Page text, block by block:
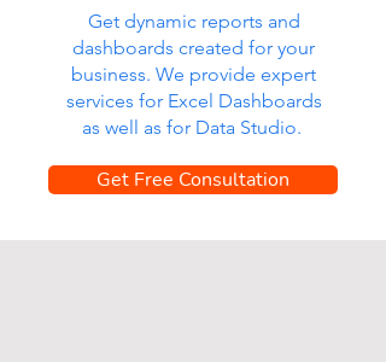
Get dynamic reports and
dashboards created for your
business. We provide expert
services for Excel Dashboards
as well as for Data Studio.
Get Free Consultation